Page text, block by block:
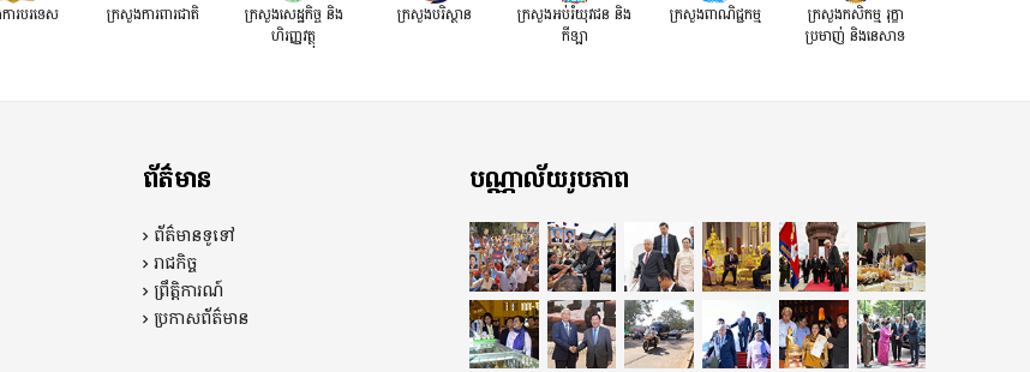
ារបរទេស ក្រសួងការពារជាតិ
ក្រសួង​សេដ្ឋកិច្ច និង
ហិរញ្ញវត្ថុ
ក្រសួងបរិស្ថាន
ក្រសួងអប់រំយុវជន និង
កីឡា
ក្រសួងពាណិជ្ជកម្ម
ក្រសួងកសិកម្ម រុក្ខា
ប្រមាញ់ និងនេសាទ
ព័ត៌មាន
ព័ត៌មានទូទៅ
រាជកិច្ច
ព្រឹត្តិការណ៍
ប្រកាសព័ត៌មាន
បណ្ណាល័យរូបភាព